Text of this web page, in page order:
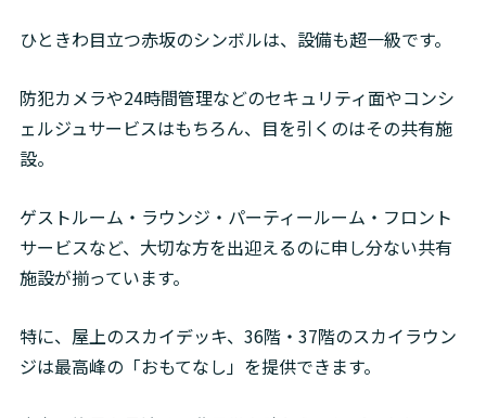
ひときわ目立つ赤坂のシンボルは、設備も超一級です。
防犯カメラや24時間管理などのセキュリティ面やコンシ
ェルジュサービスはもちろん、目を引くのはその共有施
設。
ゲストルーム・ラウンジ・パーティールーム・フロント
サービスなど、大切な方を出迎えるのに申し分ない共有
施設が揃っています。
特に、屋上のスカイデッキ、36階・37階のスカイラウン
ジは最高峰の「おもてなし」を提供できます。